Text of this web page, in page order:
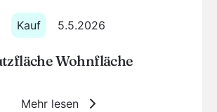
Kauf 5.5.2026
Wohnfläche
Mehr lesen